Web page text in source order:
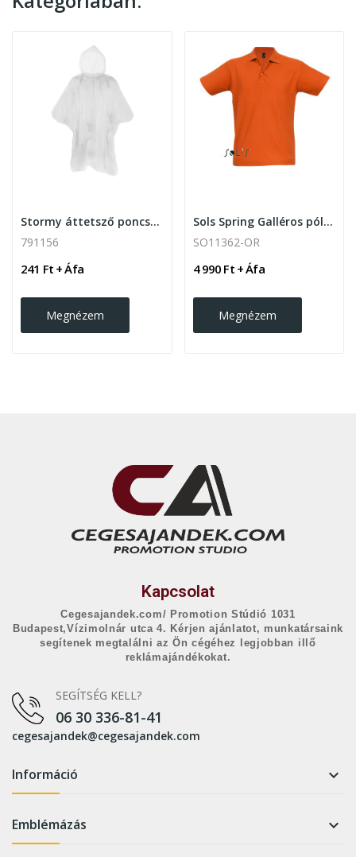
Stormy áttetsző poncsó, visszazárható műanyag...
791156
241 Ft + Áfa
Megnézem
Sols Spring Galléros póló,210gr. Orange
SO11362-OR
4 990 Ft + Áfa
Megnézem
Kapcsolat
Cegesajandek.com/ Promotion Stúdió 1031
Budapest,Vízimolnár utca 4. Kérjen ajánlatot, munkatársaink
segítenek megtalálni az Ön cégéhez legjobban illő
reklámajándékokat.
SEGÍTSÉG KELL?
06 30 336-81-41
cegesajandek@cegesajandek.com
Információ 
Emblémázás 